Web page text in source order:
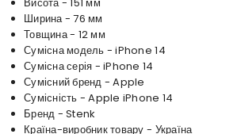
Ширина - 76 мм
Товщина - 12 мм
Сумісна модель - iPhone 14
Сумісна серія - iPhone 14
Сумісний бренд - Apple
Сумісність - Apple iPhone 14
Бренд - Stenk
Країна-виробник товару - Україна